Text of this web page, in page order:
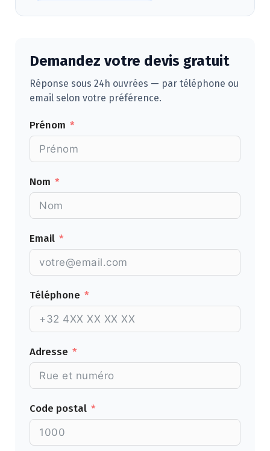
Demandez votre devis gratuit
Réponse sous 24h ouvrées — par téléphone ou
email selon votre préférence.
Prénom
Nom
Email
Téléphone
Adresse
Code postal